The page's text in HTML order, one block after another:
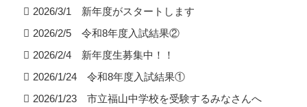
2026/3/1 新年度がスタートします
2026/2/5 令和8年度入試結果②
2026/2/4 新年度生募集中！！
2026/1/24 令和8年度入試結果①
2026/1/23 市立福山中学校を受験するみなさんへ